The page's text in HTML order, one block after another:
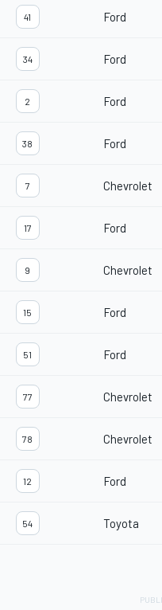
41 Ford
34 Ford
2 Ford
38 Ford
7 Chevrolet
17 Ford
9 Chevrolet
15 Ford
51 Ford
77 Chevrolet
78 Chevrolet
12 Ford
54 Toyota